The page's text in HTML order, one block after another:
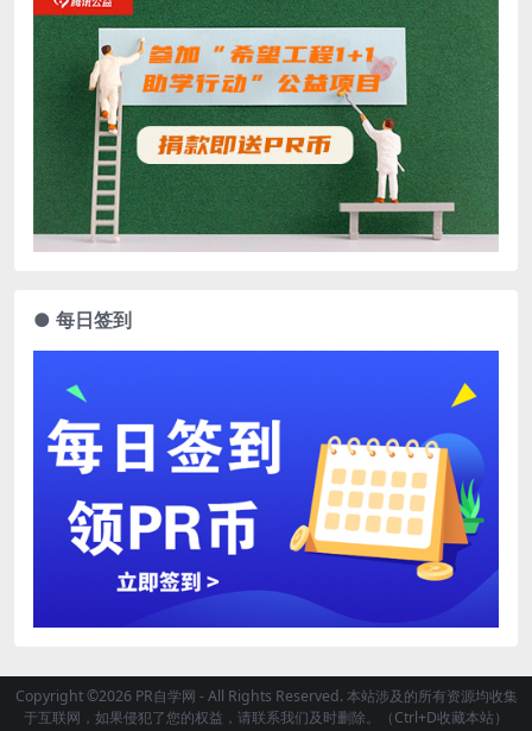
● 每日签到
Copyright ©2026 PR自学网 - All Rights Reserved. 本站涉及的所有资源均收集
于互联网，如果侵犯了您的权益，请联系我们及时删除。（Ctrl+D收藏本站）